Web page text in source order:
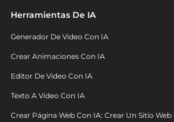
Herramientas De IA
Generador De Video Con IA
Crear Animaciones Con IA
Editor De Video Con IA
Texto A Video Con IA
Crear Página Web Con IA: Crear Un Sitio